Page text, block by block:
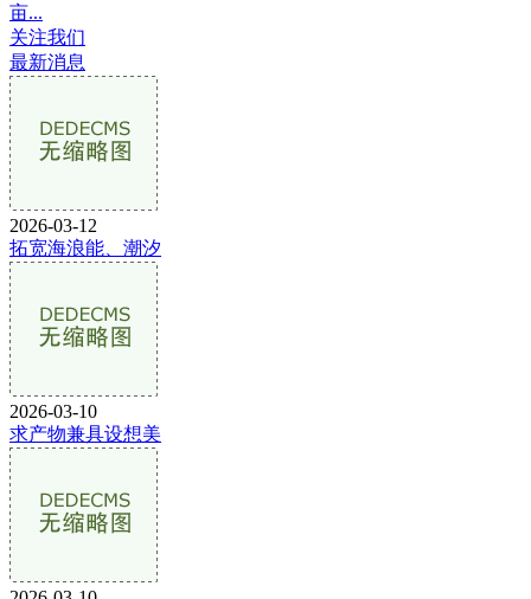
亩...
关注我们
最新消息
2026-03-12
拓宽海浪能、潮汐
2026-03-10
求产物兼具设想美